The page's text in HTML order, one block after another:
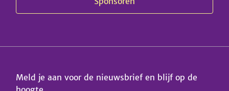
Meld je aan voor de nieuwsbrief en blijf op de